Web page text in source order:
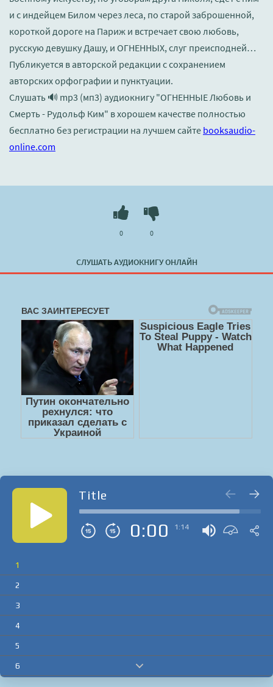
и с индейцем Билом через леса, по старой заброшенной,
короткой дороге на Париж и встречает свою любовь,
русскую девушку Дашу, и ОГНЕННЫХ, слуг преисподней…
Публикуется в авторской редакции с сохранением
авторских орфографии и пунктуации.
Слушать 🔊 mp3 (мп3) аудиокнигу "ОГНЕННЫЕ Любовь и
Смерть - Рудольф Ким" в хорошем качестве полностью
бесплатно без регистрации на лучшем сайте booksaudio-
online.com
СЛУШАТЬ АУДИОКНИГУ ОНЛАЙН
0 0
Title
0:00 1:14
1
2
3
4
5
6